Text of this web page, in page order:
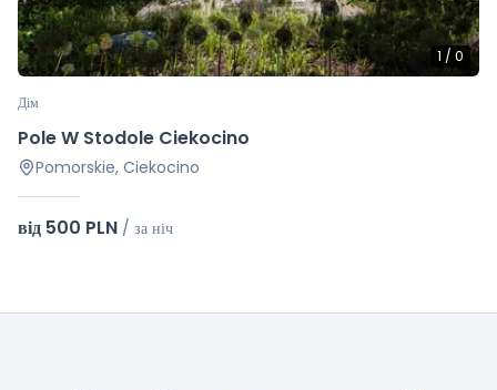
1 / 0
Дім
Pole W Stodole Ciekocino
Pomorskie, Ciekocino
від 500 PLN / за ніч